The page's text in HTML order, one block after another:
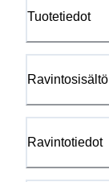
Tuotetiedot
Ravintosisältö
Ravintotiedot